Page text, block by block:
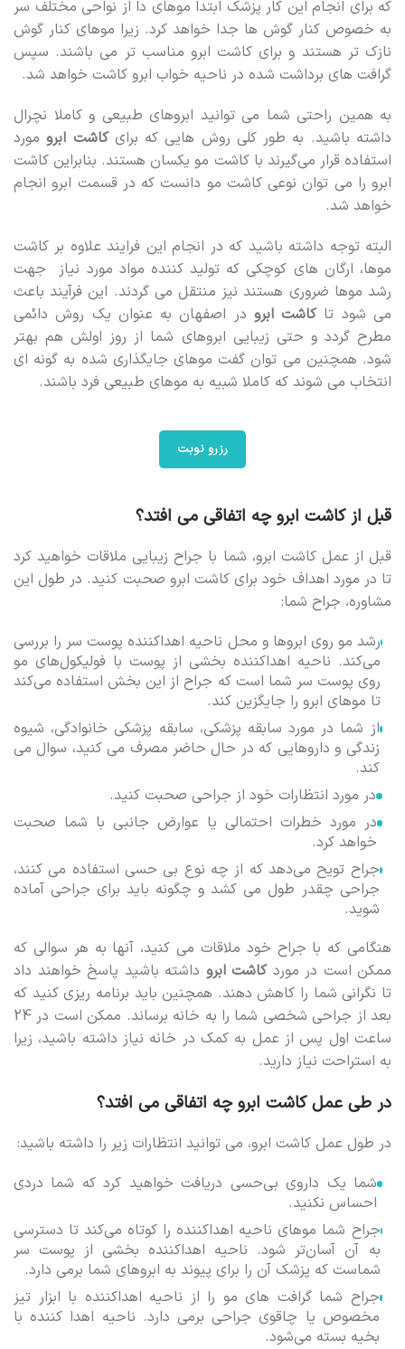
که برای انجام این کار پزشک ابتدا موهای دا از نواحی مختلف سر
به خصوص کنار گوش ها جدا خواهد کرد. زیرا موهای کنار گوش
نازک تر هستند و برای کاشت ابرو مناسب تر می باشند. سپس
گرافت های برداشت شده در ناحیه خواب ابرو کاشت خواهد شد.
به همین راحتی شما می توانید ابروهای طبیعی و کاملا نچرال
داشته باشید. به طور کلی روش هایی که برایکاشت ابرومورد
استفاده قرار می‌گیرند با کاشت مو یکسان هستند. بنابراین کاشت
ابرو را می ‌توان نوعی کاشت مو دانست که در قسمت ابرو انجام
خواهد شد.
البته توجه داشته باشید که در انجام این فرایند علاوه بر کاشت
موها، ارگان های کوچکی که تولید کننده مواد مورد نیاز جهت
رشد موها ضروری هستند نیز منتقل می گردند. این فرآیند باعث
می‌ شود تاکاشت ابرو در اصفهان به عنوان یک روش دائمی
مطرح گردد و حتی زیبایی ابروهای شما از روز اولش هم بهتر
شود. همچنین می ‌توان گفت موهای جایگذاری شده به گونه ای
انتخاب می ‌شوند که کاملا شبیه به موهای طبیعی فرد باشند.
رزرو نوبت
قبل از کاشت ابرو چه اتفاقی می افتد؟
قبل از عمل کاشت ابرو، شما با جراح زیبایی ملاقات خواهید کرد
تا در مورد اهداف خود برای کاشت ابرو صحبت کنید. در طول این
مشاوره، جراح شما:
رشد مو روی ابروها و محل ناحیه اهداکننده پوست سر را بررسی
می‌کند. ناحیه اهداکننده بخشی از پوست با فولیکول‌های مو
روی پوست سر شما است که جراح از این بخش استفاده می‌کند
تا موهای ابرو را جایگزین کند.
از شما در مورد سابقه پزشکی، سابقه پزشکی خانوادگی، شیوه
زندگی و داروهایی که در حال حاضر مصرف می کنید، سوال می
کند.
در مورد انتظارات خود از جراحی صحبت کنید.
در مورد خطرات احتمالی یا عوارض جانبی با شما صحبت
خواهد کرد.
جراح تویح می‌دهد که از چه نوع بی حسی استفاده می کنند،
جراحی چقدر طول می کشد و چگونه باید برای جراحی آماده
شوید.
هنگامی که با جراح خود ملاقات می کنید، آنها به هر سوالی که
ممکن است در موردکاشت ابرو داشته باشید پاسخ خواهند داد
تا نگرانی شما را کاهش دهند. همچنین باید برنامه ریزی کنید که
بعد از جراحی شخصی شما را به خانه برساند. ممکن است در 24
ساعت اول پس از عمل به کمک در خانه نیاز داشته باشید، زیرا
به استراحت نیاز دارید.
در طی عمل کاشت ابرو چه اتفاقی می افتد؟
در طول عمل کاشت ابرو، می توانید انتظارات زیر را داشته باشید:
شما یک داروی بی‌حسی دریافت خواهید کرد که شما دردی
احساس نکنید.
جراح شما موهای ناحیه اهداکننده را کوتاه می‌کند تا دسترسی
به آن آسان‌تر شود. ناحیه اهداکننده بخشی از پوست سر
شماست که پزشک آن را برای پیوند به ابروهای شما برمی دارد.
جراح شما گرافت های مو را از ناحیه اهداکننده با ابزار تیز
مخصوص یا چاقوی جراحی برمی دارد. ناحیه اهدا کننده با
بخیه بسته می‌شود.